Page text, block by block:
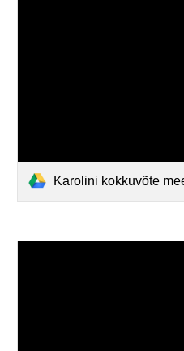
Karolini kokkuvõte